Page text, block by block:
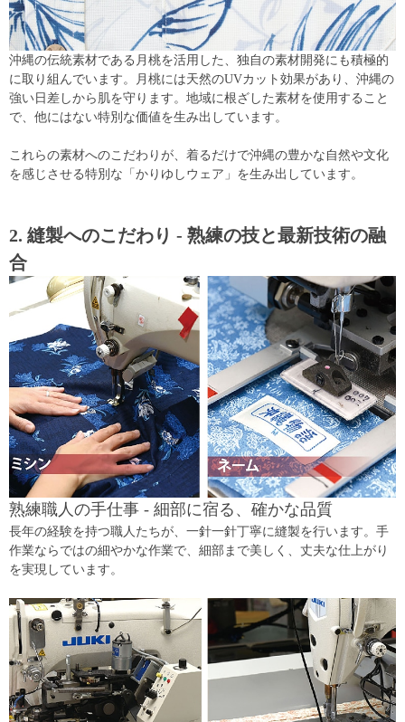
沖縄の伝統素材である月桃を活用した、独自の素材開発にも積極的
に取り組んでいます。月桃には天然のUVカット効果があり、沖縄の
強い日差しから肌を守ります。地域に根ざした素材を使用すること
で、他にはない特別な価値を生み出しています。
これらの素材へのこだわりが、着るだけで沖縄の豊かな自然や文化
を感じさせる特別な「かりゆしウェア」を生み出しています。
2. 縫製へのこだわり - 熟練の技と最新技術の融
合
熟練職人の手仕事 - 細部に宿る、確かな品質
長年の経験を持つ職人たちが、一針一針丁寧に縫製を行います。手
作業ならではの細やかな作業で、細部まで美しく、丈夫な仕上がり
を実現しています。